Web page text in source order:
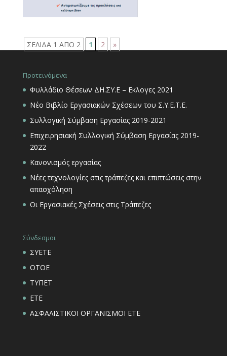
ΣΕΛΙΔΑ 1 ΑΠΟ 2 1 2 »
Προτεινόμενα
Φυλλάδιο Θέσεων ΔΗ.ΣΥ.Ε – Εκλογες 2021
Νέο Βιβλίο Εργασιακών Σχέσεων του Σ.Υ.Ε.Τ.Ε.
Συλλογική Σύμβαση Εργασίας 2019-2021
Επιχειρησιακή Συλλογική Σύμβαση Εργασίας 2019-
2022
Κανονισμός εργασίας
Νέες τεχνολογίες στις τράπεζες και επιπτώσεις στην
απασχόληση
Οι Εργασιακές Σχέσεις στις Τράπεζες
Σύνδεσμοι
ΣΥΕΤΕ
ΟΤΟΕ
ΤΥΠΕΤ
ΕΤΕ
ΑΣΦΑΛΙΣΤΙΚΟΙ ΟΡΓΑΝΙΣΜΟΙ ΕΤΕ